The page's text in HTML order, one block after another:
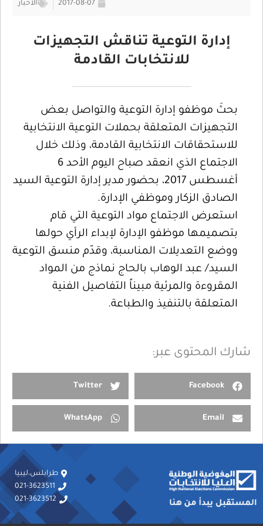
2017-08-07 الأخبار
إدارة التوعية تناقش التجهيزات
للانتخابات القادمة
بحثَ موظفو إدارة التوعية والتواصل بعض
التجهيزات المتعلقة بحملات التوعية الانتخابية
للاستحقاقات الانتخابية القادمة، وذلك خلال
الاجتماع الذي انعقد صباح اليوم الأحد 6
أغسطس 2017، بحضور مدير إدارة التوعية السيد
الصادق الزكار وموظفي الإدارة.
استعرض الاجتماع مواد التوعية التي قام
بتصميمها موظفو الإدارة لإبداء الرأي حولها
ووضع التعديلات المناسبة، وقدّم منسق التوعية
السيد/ عبد الوهاب بالحاج نماذج من المواد
المقروءة والمرئية مبيناً التفاصيل الفنية
المتعلقة بالتنفيذ والطباعة.
شارك المحتوى عبر:
Facebook
Twitter
Email
WhatsApp
طرابلس،ليبيا
021-3623511
021-3623512